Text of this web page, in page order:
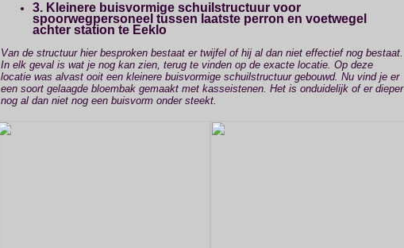
3. Kleinere buisvormige schuilstructuur voor
spoorwegpersoneel tussen laatste perron en voetwegel
achter station te Eeklo
Van de structuur hier besproken bestaat er twijfel of hij al dan niet effectief nog bestaat.
In elk geval is wat je nog kan zien, terug te vinden op de exacte locatie. Op deze
locatie was alvast ooit een kleinere buisvormige schuilstructuur gebouwd. Nu vind je er
een soort gelaagde bloembak gemaakt met kasseistenen. Het is onduidelijk of er dieper
nog al dan niet nog een buisvorm onder steekt.